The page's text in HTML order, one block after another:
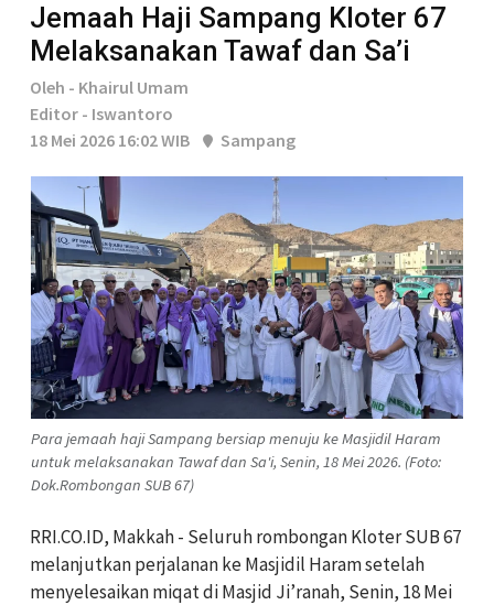
Jemaah Haji Sampang Kloter 67
Melaksanakan Tawaf dan Sa’i
Oleh - Khairul Umam
Editor - Iswantoro
18 Mei 2026 16:02 WIB
Sampang
Para jemaah haji Sampang bersiap menuju ke Masjidil Haram
untuk melaksanakan Tawaf dan Sa'i, Senin, 18 Mei 2026. (Foto:
Dok.Rombongan SUB 67)
RRI.CO.ID, Makkah - Seluruh rombongan Kloter SUB 67
melanjutkan perjalanan ke Masjidil Haram setelah
menyelesaikan miqat di Masjid Ji’ranah, Senin, 18 Mei